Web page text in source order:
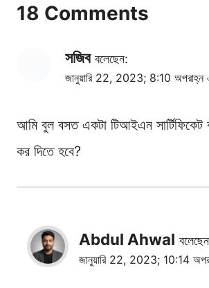
18 Comments
সজিব বলেছেন:
জানুয়ারি 22, 2023; 8:10 অপরাহ্ন
আমি বুল বসত একটা টিআইএন সার্টিফিকেট
কর দিতে হবে?
Abdul Ahwal
জানুয়ারি 22, 2023; 10:14